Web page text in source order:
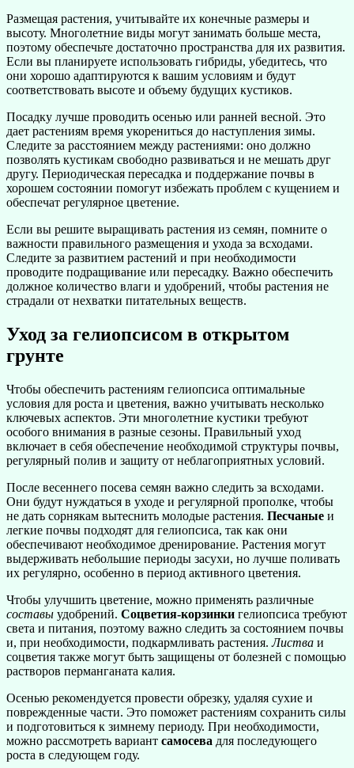
Размещая растения, учитывайте их конечные размеры и
высоту. Многолетние виды могут занимать больше места,
поэтому обеспечьте достаточно пространства для их развития.
Если вы планируете использовать гибриды, убедитесь, что
они хорошо адаптируются к вашим условиям и будут
соответствовать высоте и объему будущих кустиков.
Посадку лучше проводить осенью или ранней весной. Это
дает растениям время укорениться до наступления зимы.
Следите за расстоянием между растениями: оно должно
позволять кустикам свободно развиваться и не мешать друг
другу. Периодическая пересадка и поддержание почвы в
хорошем состоянии помогут избежать проблем с кущением и
обеспечат регулярное цветение.
Если вы решите выращивать растения из семян, помните о
важности правильного размещения и ухода за всходами.
Следите за развитием растений и при необходимости
проводите подращивание или пересадку. Важно обеспечить
должное количество влаги и удобрений, чтобы растения не
страдали от нехватки питательных веществ.
Уход за гелиопсисом в открытом
грунте
Чтобы обеспечить растениям гелиопсиса оптимальные
условия для роста и цветения, важно учитывать несколько
ключевых аспектов. Эти многолетние кустики требуют
особого внимания в разные сезоны. Правильный уход
включает в себя обеспечение необходимой структуры почвы,
регулярный полив и защиту от неблагоприятных условий.
После весеннего посева семян важно следить за всходами.
Они будут нуждаться в уходе и регулярной прополке, чтобы
не дать сорнякам вытеснить молодые растения. Песчаные и
легкие почвы подходят для гелиопсиса, так как они
обеспечивают необходимое дренирование. Растения могут
выдерживать небольшие периоды засухи, но лучше поливать
их регулярно, особенно в период активного цветения.
Чтобы улучшить цветение, можно применять различные
составы удобрений. Соцветия-корзинки гелиопсиса требуют
света и питания, поэтому важно следить за состоянием почвы
и, при необходимости, подкармливать растения.Листва и
соцветия также могут быть защищены от болезней с помощью
растворов перманганата калия.
Осенью рекомендуется провести обрезку, удаляя сухие и
поврежденные части. Это поможет растениям сохранить силы
и подготовиться к зимнему периоду. При необходимости,
можно рассмотреть вариант самосева для последующего
роста в следующем году.